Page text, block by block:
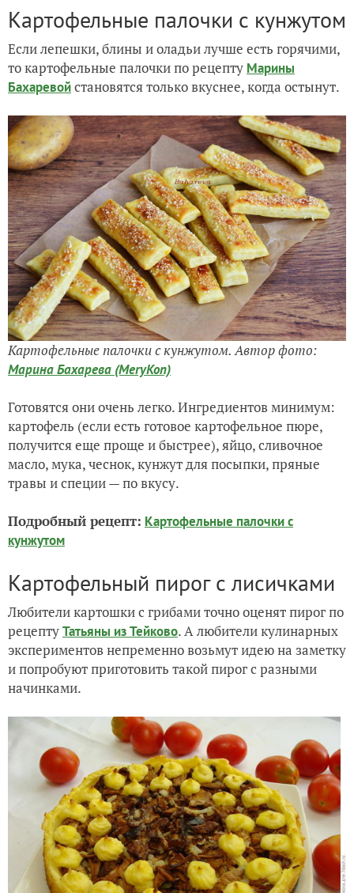
Картофельные палочки с кунжутом
Если лепешки, блины и оладьи лучше есть горячими,
то картофельные палочки по рецепту Марины
Бахаревойстановятся только вкуснее, когда остынут.
Картофельные палочки с кунжутом. Автор фото:
Марина Бахарева (MeryKon)
Готовятся они очень легко. Ингредиентов минимум:
картофель (если есть готовое картофельное пюре,
получится еще проще и быстрее), яйцо, сливочное
масло, мука, чеснок, кунжут для посыпки, пряные
травы и специи — по вкусу.
Подробный рецепт: Картофельные палочки с
кунжутом
Картофельный пирог с лисичками
Любители картошки с грибами точно оценят пирог по
рецептуТатьяны из Тейково. А любители кулинарных
экспериментов непременно возьмут идею на заметку
и попробуют приготовить такой пирог с разными
начинками.